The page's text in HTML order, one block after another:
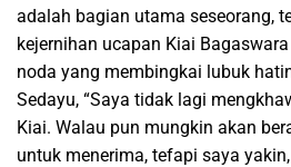
adalah bagian utama seseorang,
kejernihan ucapan Kiai
noda yang membingkai lubuk
Sedayu, “Saya tidak lagi
Kiai. Walau pun mungkin akan
untuk menerima, tefapi saya